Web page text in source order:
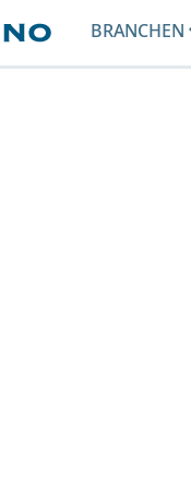
BRANCHEN